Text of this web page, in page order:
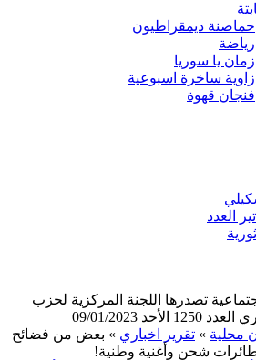
حماصنة ديمقراطيون
رياضة
زمان يا سوريا
زاوية ساخرة اسبوعية
فنجان قهوة
العدد
تصدرها اللجنة المركزية لحزب
09/01/2023
محلية » تقرير اخباري » بعض من فضائح
شحن وأغنية وطنية!